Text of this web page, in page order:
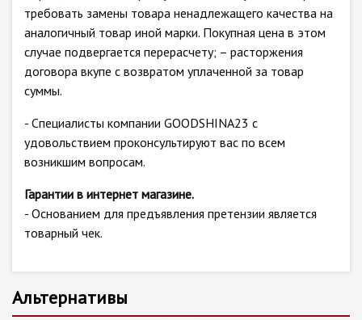
требовать замены товара ненадлежащего качества на
аналогичный товар иной марки. Покупная цена в этом
случае подвергается перерасчету; – расторжения
договора вкупе с возвратом уплаченной за товар
суммы.
- Специалисты компании GOODSHINA23 с
удовольствием проконсультируют вас по всем
возникшим вопросам.
Гарантии в интернет магазине.
- Основанием для предъявления претензии является
товарный чек.
Альтернативы